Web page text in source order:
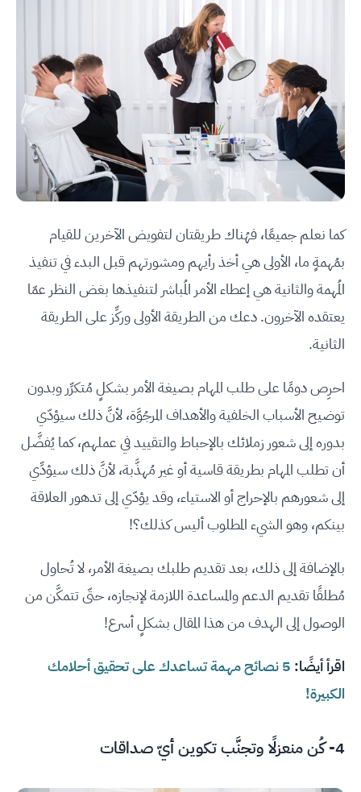
كما نعلم جميعًا، فهُناك طريقتان لتفويض الآخرين للقيام
بمُهمةٍ ما، الأولى هي أخذ رأيهم ومشورتهم قبل البدء في تنفيذ
المُهمة والثانية هي إعطاء الأمر المُباشر لتنفيذها بغض النظر عمّا
يعتقده الآخرون. دعك من الطريقة الأولى وركِّز على الطريقة
الثانية.
احرِص دومًا على طلب المهام بصيغة الأمر بشكلٍ مُتكرِّر وبدون
توضيح الأسباب الخلفية والأهداف المرجُوَّة، لأنَّ ذلك سيؤدّي
بدوره إلى شعور زملائك بالإحباط والتقييد في عملهم، كما يُفضَّل
أن تطلب المهام بطريقة قاسية أو غير مُهذَّبة، لأنَّ ذلك سيؤدِّي
إلى شعورهم بالإحراج أو الاستياء، وقد يؤدّي إلى تدهور العلاقة
بينكم، وهو الشيء المطلوب أليس كذلك؟!
بالإضافة إلى ذلك، بعد تقديم طلبك بصيغة الأمر، لا تُحاول
مُطلقًا تقديم الدعم والمساعدة اللازمة لإنجازه، حتّى تتمكَّن من
الوصول إلى الهدف من هذا المقال بشكلٍ أسرع!
اقرأ أيضًا:
5 نصائح مهمة تساعدك على تحقيق أحلامك
الكبيرة!
4- كُن منعزلًا وتجنَّب تكوين أيّ صداقات